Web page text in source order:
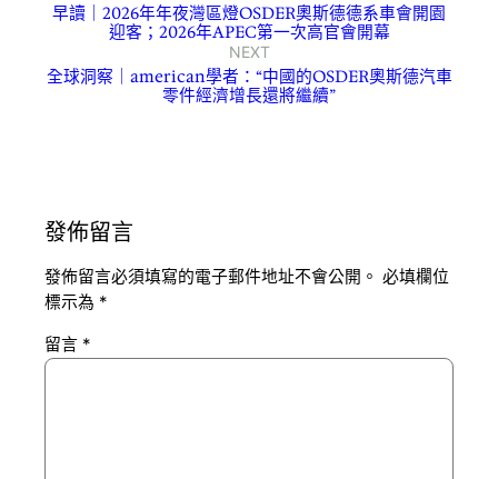
早讀｜2026年年夜灣區燈OSDER奧斯德德系車會開園
迎客；2026年APEC第一次高官會開幕
NEXT
全球洞察｜american學者：“中國的OSDER奧斯德汽車
零件經濟增長還將繼續”
發佈留言
發佈留言必須填寫的電子郵件地址不會公開。 必填欄位
標示為 *
留言 *